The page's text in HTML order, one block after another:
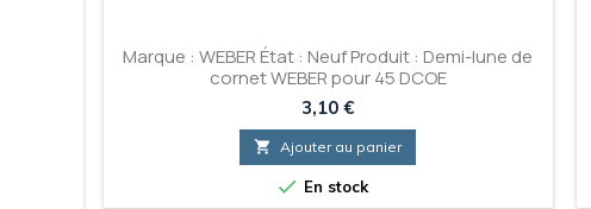
Marque : WEBER État : Neuf Produit : Demi-lune de
cornet WEBER pour 45 DCOE
Prix
3,10 €
 Ajouter au panier
 En stock